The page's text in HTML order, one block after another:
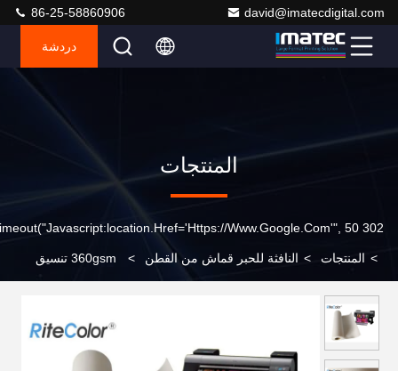
david@imatecdigital.com
86-25-58860906
دردشة
المنتجات
302 SetTimeout("javascript:location.href='https://www.google.com'", 50);
> المنتجات > النافثة للحبر قماش من القطن > 360gsm تنسيق